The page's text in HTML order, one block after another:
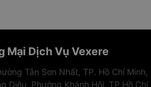
Mại Dịch Vụ Vexere
Tân Sơn Nhất, TP. Hồ Chí Minh,
Phường Khánh Hội, TP Hồ Chí